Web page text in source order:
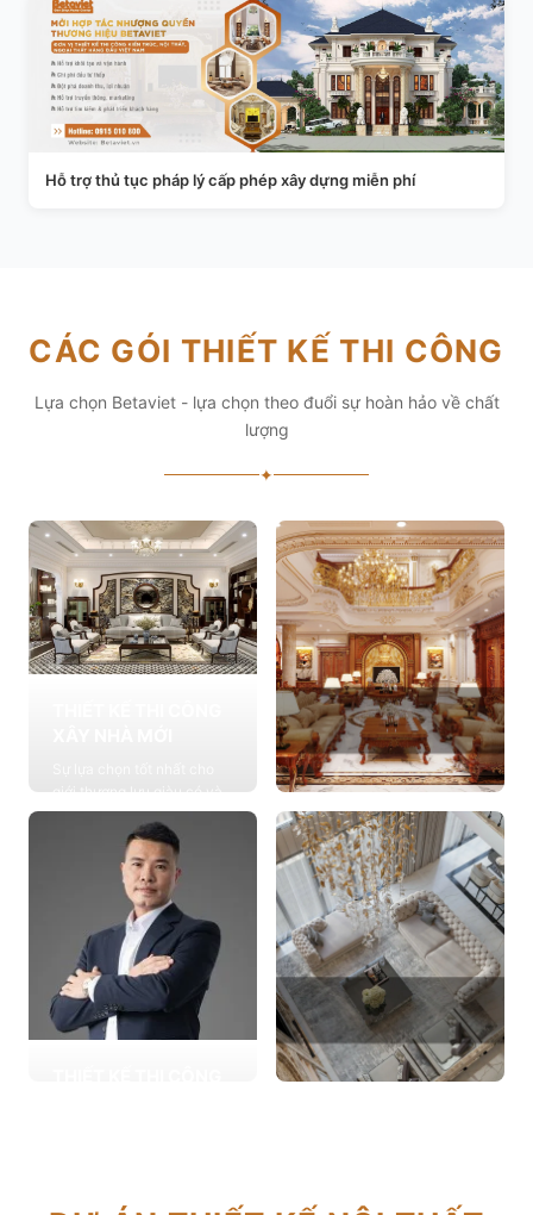
Hỗ trợ thủ tục pháp lý cấp phép xây dựng miễn phí
CÁC GÓI THIẾT KẾ THI CÔNG
Lựa chọn Betaviet - lựa chọn theo đuổi sự hoàn hảo về chất
lượng
✦
giới thượng lưu giàu có và
đẳng cấp, cung cấp các
giải pháp thiết kế chuyên
Xem chi tiết
THIẾT KẾ THI CÔNG
NỘI THẤT
Cung cấp các giải pháp
theo phong cách sống với
thiết kế nội thất thông minh
mang tính thẩm mỹ cao
Xem chi tiết
lựa chọn từ các gia đình